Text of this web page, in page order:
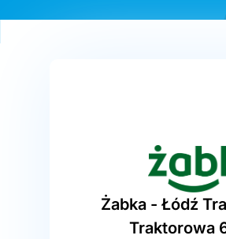
Żabka - Łódź
Traktorowa